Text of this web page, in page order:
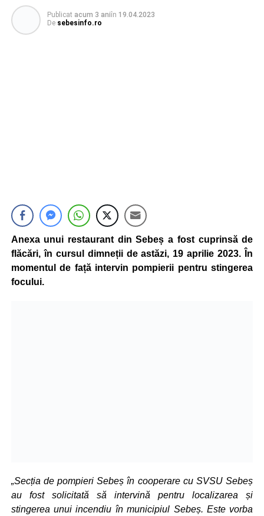
Publicat acum 3 aniîn 19.04.2023
De sebesinfo.ro
Anexa unui restaurant din Sebeș a fost cuprinsă de
flăcări, în cursul dimneții de astăzi, 19 aprilie 2023. În
momentul de față intervin pompierii pentru stingerea
focului.
„Secția de pompieri Sebeș în cooperare cu SVSU Sebeș
au fost solicitată să intervină pentru localizarea și
stingerea unui incendiu în municipiul Sebeș. Este vorba